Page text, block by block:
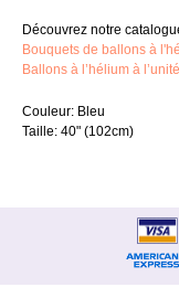
Découvrez notre
Bouquets de ballons à
Ballons à l’hélium à l’unité
Couleur: Bleu
Taille: 40" (102cm)